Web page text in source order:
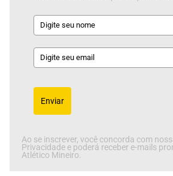
Enviar
Ao se inscrever, você concorda com
Privacidade e poderá receber e-mails
Atlético Mineiro.